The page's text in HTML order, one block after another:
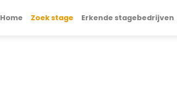
Home Zoek stage Erkende stagebedrijven